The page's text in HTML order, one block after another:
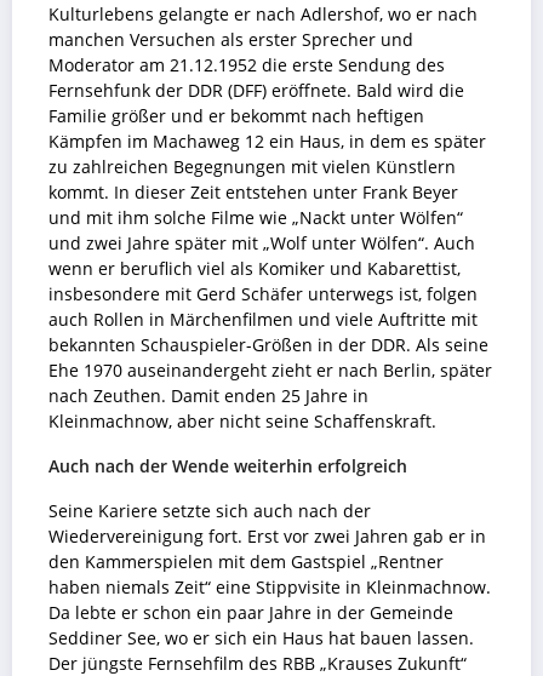
Kulturlebens gelangte er nach Adlershof, wo er nach
manchen Versuchen als erster Sprecher und
Moderator am 21.12.1952 die erste Sendung des
Fernsehfunk der DDR (DFF) eröffnete. Bald wird die
Familie größer und er bekommt nach heftigen
Kämpfen im Machaweg 12 ein Haus, in dem es später
zu zahlreichen Begegnungen mit vielen Künstlern
kommt. In dieser Zeit entstehen unter Frank Beyer
und mit ihm solche Filme wie „Nackt unter Wölfen“
und zwei Jahre später mit „Wolf unter Wölfen“. Auch
wenn er beruflich viel als Komiker und Kabarettist,
insbesondere mit Gerd Schäfer unterwegs ist, folgen
auch Rollen in Märchenfilmen und viele Auftritte mit
bekannten Schauspieler-Größen in der DDR. Als seine
Ehe 1970 auseinandergeht zieht er nach Berlin, später
nach Zeuthen. Damit enden 25 Jahre in
Kleinmachnow, aber nicht seine Schaffenskraft.
Auch nach der Wende weiterhin erfolgreich
Seine Kariere setzte sich auch nach der
Wiedervereinigung fort. Erst vor zwei Jahren gab er in
den Kammerspielen mit dem Gastspiel „Rentner
haben niemals Zeit“ eine Stippvisite in Kleinmachnow.
Da lebte er schon ein paar Jahre in der Gemeinde
Seddiner See, wo er sich ein Haus hat bauen lassen.
Der jüngste Fernsehfilm des RBB „Krauses Zukunft“